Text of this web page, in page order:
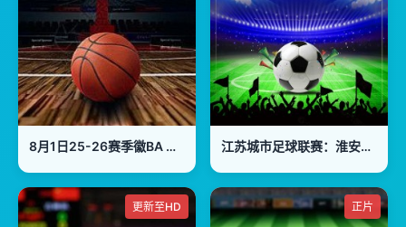
8月1日25-26赛季徽BA 宣城VS黄山 江苏城市足球联赛：淮安队VS南通队20260801
更新至HD 正片